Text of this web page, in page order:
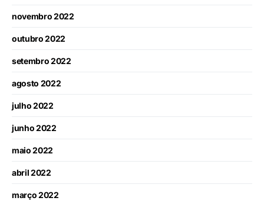
novembro 2022
outubro 2022
setembro 2022
agosto 2022
julho 2022
junho 2022
maio 2022
abril 2022
março 2022